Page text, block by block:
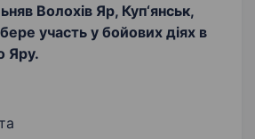
Волохів Яр, Куп‘янськ,
участь у бойових діях в
Яру.